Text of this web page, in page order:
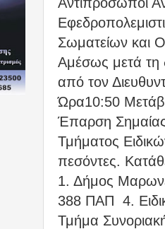
Σωματείων και
Αμέσως μετά τη
από τον
Ώρα10:50
Έπαρση
Τμήματος
πεσόντες.
1. Δήμος
388 ΠΑΠ 4.
Τμήμα